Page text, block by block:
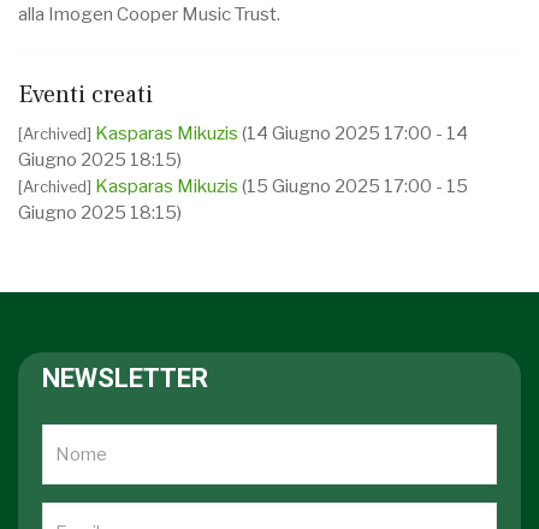
alla Imogen Cooper Music Trust.
Eventi creati
[Archived] Kasparas Mikuzis (14 Giugno 2025 17:00 - 14
Giugno 2025 18:15)
[Archived] Kasparas Mikuzis (15 Giugno 2025 17:00 - 15
Giugno 2025 18:15)
NEWSLETTER